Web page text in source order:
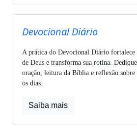
Devocional Diário
A prática do Devocional Diário fortalece
de Deus e transforma sua rotina.
oração, leitura da Bíblia e reflexão sobre
os dias.
Saiba mais